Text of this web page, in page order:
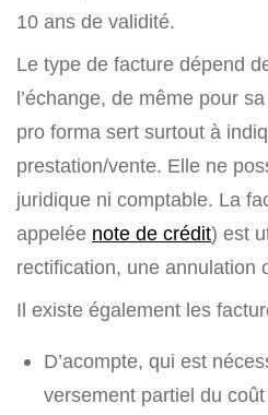
10 ans de validité.
Le type de facture dépend
l’échange, de même pour
pro forma sert surtout à
prestation/vente. Elle ne
juridique ni comptable. La
appelée note de crédit) est
rectification, une annulation
Il existe également les
D’acompte, qui est
versement partiel du coût